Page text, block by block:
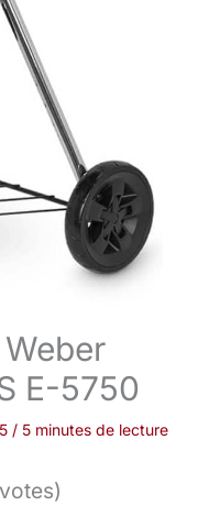
E-5750
/ 5 minutes de lecture